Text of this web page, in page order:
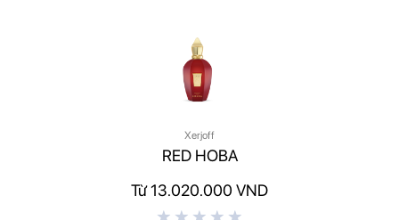
Xerjoff
RED HOBA
Từ 13.020.000 VND